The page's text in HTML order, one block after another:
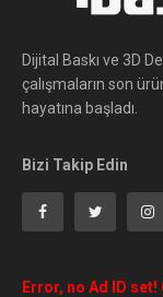
Dijital Baskı ve 3D
çalışmaların son
hayatına başladı.
Bizi Takip Edin
Error, no Ad ID